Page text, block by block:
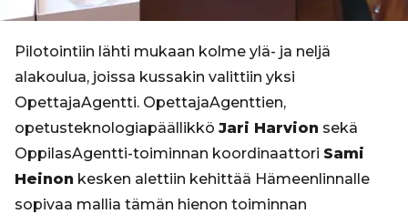
Pilotointiin lähti mukaan kolme ylä- ja neljä
alakoulua, joissa kussakin valittiin yksi
OpettajaAgentti. OpettajaAgenttien,
opetusteknologiapäällikkö Jari Harvion sekä
OppilasAgentti-toiminnan koordinaattori Sami
Heinon kesken alettiin kehittää Hämeenlinnalle
sopivaa mallia tämän hienon toiminnan